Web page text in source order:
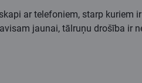
ar telefoniem, starp kuriem
jaunai, tālruņu drošība ir